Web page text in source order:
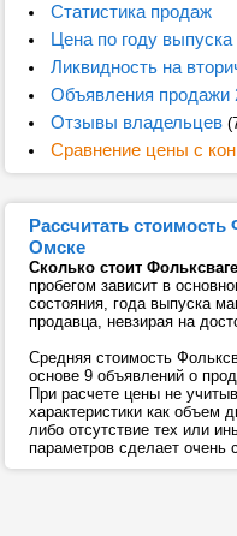
Статистика продаж
Цена по году выпуска
Ликвидность на
Объявления продажи
Отзывы владельцев
Сравнение цены с
Рассчитать
Омске
Сколько стоит
пробегом зависит в
состояния, года выпуска
продавца, невзирая на
Средняя стоимость
основе 9 объявлений о
При расчете цены не
характеристики как объем
либо отсутствие тех или
параметров сделает